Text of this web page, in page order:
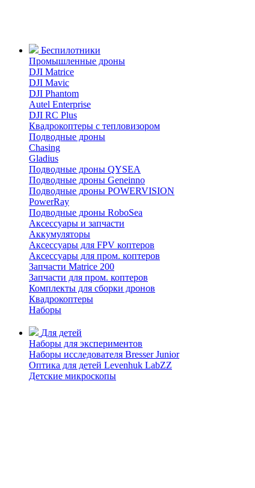
Беспилотники
Промышленные дроны
DJI Matrice
DJI Mavic
DJI Phantom
Autel Enterprise
DJI RC Plus
Квадрокоптеры с тепловизором
Подводные дроны
Chasing
Gladius
Подводные дроны QYSEA
Подводные дроны Geneinno
Подводные дроны POWERVISION
PowerRay
Подводные дроны RoboSea
Аксессуары и запчасти
Аккумуляторы
Аксессуары для FPV коптеров
Аксессуары для пром. коптеров
Запчасти Matrice 200
Запчасти для пром. коптеров
Комплекты для сборки дронов
Квадрокоптеры
Наборы
Для детей
Наборы для экспериментов
Наборы исследователя Bresser Junior
Оптика для детей Levenhuk LabZZ
Детские микроскопы